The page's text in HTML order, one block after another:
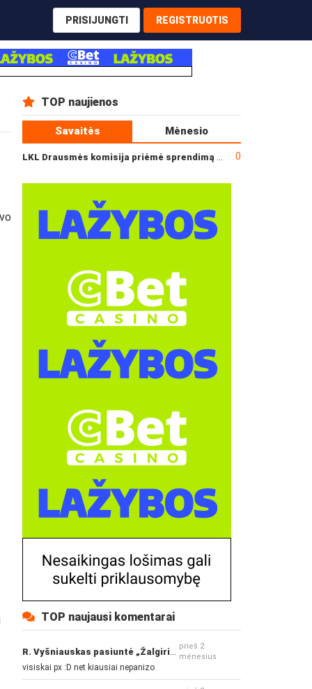
PRISIJUNGTI REGISTRUOTIS
TOP naujienos
Savaitės Mėnesio
0
TOP naujausi komentarai
prieš 2
mėnesius
visiskai px :D net kiausiai nepanizo